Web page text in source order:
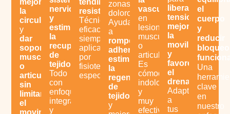
mejorar
la
circulación
y
dar
soporte
muscular
o
articular
sin
limitar
el
nervioso
y
estimular
la
recuperación
de
tejidos
Todo
con
enfoque
integrador
y
tendinopatías
resistentes.
Técnicas
eficaces,
siempre
aplicadas
por
fisioterapeutas
especializados.
zonas
dolorosas.
Ayuda
a
romper
adherencias
,
estimular
la
regeneración
de
tejidos
y
vascularización
en
lesiones
musculares
o
articulares.
Es
cómoda,
indolora
y
muy
efectiva
liberar
tensiones,
mejorar
la
movilidad
y
favorecer
el
drenaje .
Adaptado
a
tus
el
cuerpo
y
reducir
Una
clave
en
nuestro